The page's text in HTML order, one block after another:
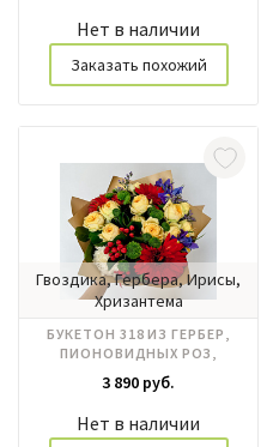
Нет в наличии
Заказать похожий
Гвоздика, Гербера, Ирисы,
Хризантема
БУКЕТОН 318 ИЗ ГЕРБЕР,
ПИОНОВИДНЫХ РОЗ,
КУСТОВЫХ ХРИЗАНТЕМ,
ИРИСОВ
3 890 руб.
Нет в наличии